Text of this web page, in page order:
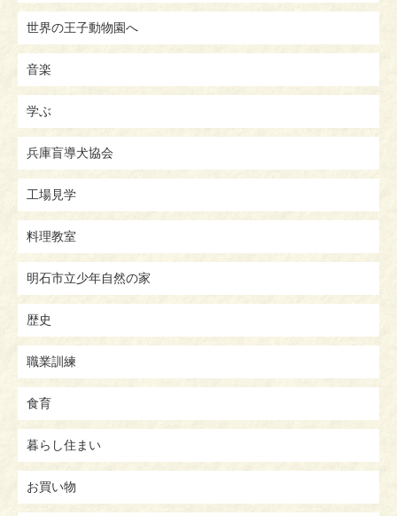
世界の王子動物園へ
音楽
学ぶ
兵庫盲導犬協会
工場見学
料理教室
明石市立少年自然の家
歴史
職業訓練
食育
暮らし住まい
お買い物